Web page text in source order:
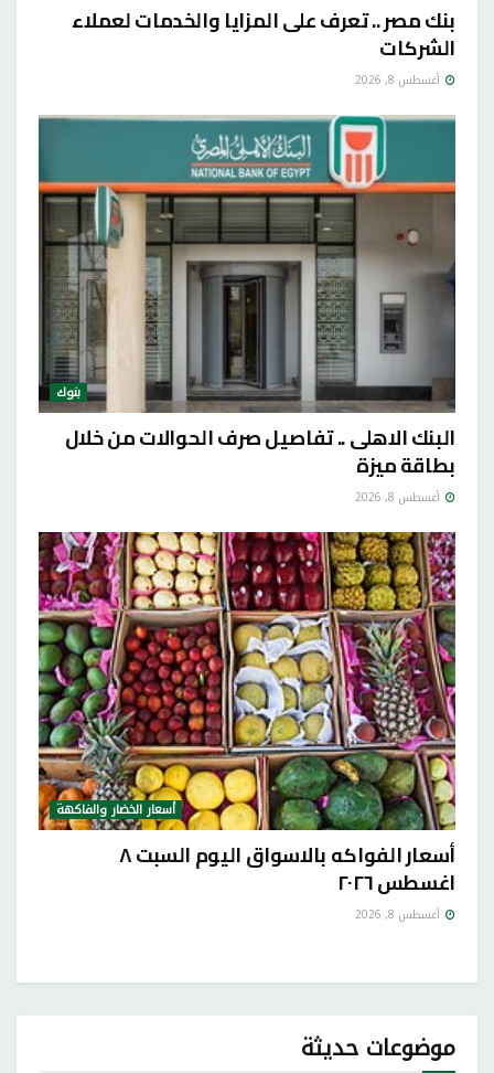
بنك مصر .. تعرف على المزايا والخدمات لعملاء
الشركات
أغسطس 8, 2026
بنوك
البنك الاهلى .. تفاصيل صرف الحوالات من خلال
بطاقة ميزة
أغسطس 8, 2026
أسعار الخضار والفاكهة
أسعار الفواكه بالاسواق اليوم السبت ٨
اغسطس ٢٠٢٦
أغسطس 8, 2026
موضوعات حديثة